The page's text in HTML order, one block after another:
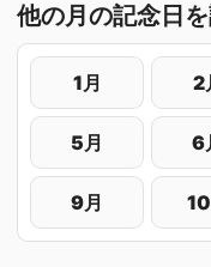
他の月の記念日
1月 2
5月 6
9月